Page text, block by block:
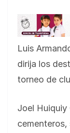
Luis
dirija los
torneo de
Joel Huiquiy
cementeros,